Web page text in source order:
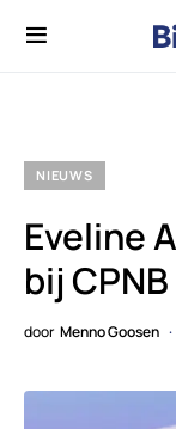
NIEUWS
Eveline
bij CPNB
door Menno Goosen